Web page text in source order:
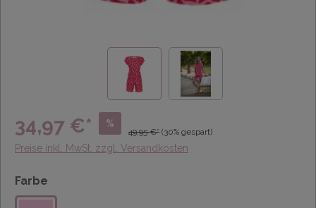
34,97 €* %
49,95 €* (30% gespart)
Preise inkl. MwSt. zzgl. Versandkosten
Farbe